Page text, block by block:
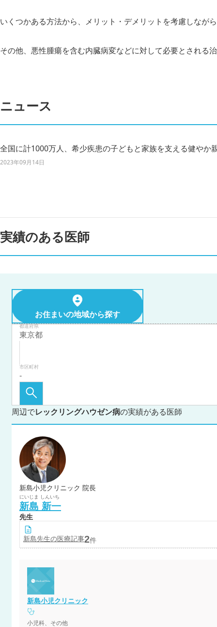
いくつかある方法から、メリット・デメリットを考慮しなが
その他、悪性腫瘍を含む内臓病変などに対して必要とされる
ニュース
全国に計1000万人、希少疾患の子どもと家族を支える健やか
2023年09月14日
実績のある医師
お住まいの地域から探す
都道府県
市区町村
周辺でレックリングハウゼン病の実績がある医師
新島小児クリニック 院長
にいじま しんいち
新島 新一
先生
新島先生の医療記事2件
新島小児クリニック
小児科、その他